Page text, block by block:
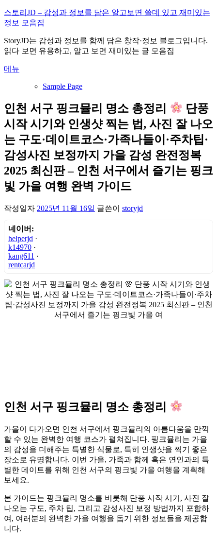
내
용
로
바
가
스토리JD – 감성과 정보를 담은 알고보면 쓸데 있고 재미있는
정보 모음집
StoryJD는 감성과 정보를 함께 담은 창작·정보 블로그입니다.
읽다 보면 유용하고, 알고 보면 재미있는 글 모음집
메뉴
Sample Page
인천 서구 핑크뮬리 명소 총정리
단풍
시작 시기와 인생샷 찍는 법, 사진 잘 나오
는 구도·데이트코스·가족나들이·주차팁·
감성사진 보정까지 가을 감성 완전정복
2025 최신판 – 인천 서구에서 즐기는 핑크
빛 가을 여행 완벽 가이드
작성일자 2025년 11월 16일 글쓴이 storyjd
네이버:
helperjd ·
k14970 ·
kang611 ·
rentcarjd
인천 서구 핑크뮬리 명소 총정리
가을이 다가오면 인천 서구에서 핑크뮬리의 아름다움을 만끽
할 수 있는 완벽한 여행 코스가 펼쳐집니다. 핑크뮬리는 가을
의 감성을 더해주는 특별한 식물로, 특히 인생샷을 찍기 좋은
장소로 유명합니다. 이번 가을, 가족과 함께 혹은 연인과의 특
별한 데이트를 위해 인천 서구의 핑크빛 가을 여행을 계획해
보세요.
본 가이드는 핑크뮬리 명소를 비롯해 단풍 시작 시기, 사진 잘
나오는 구도, 주차 팁, 그리고 감성사진 보정 방법까지 포함하
여, 여러분의 완벽한 가을 여행을 돕기 위한 정보들을 제공합
니다.